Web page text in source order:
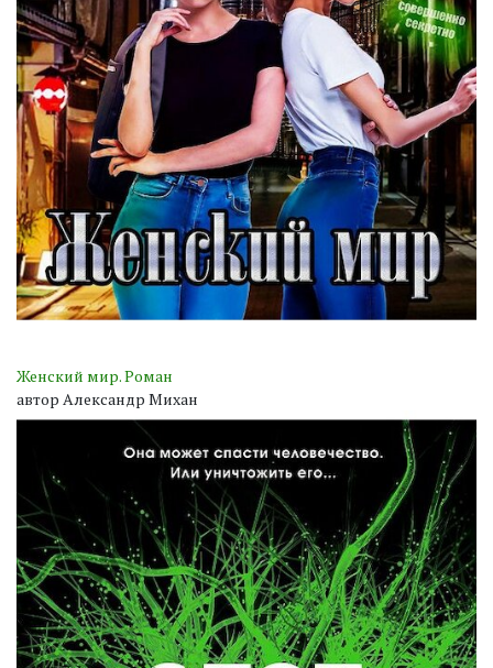
Женский мир. Роман
автор Александр Михан